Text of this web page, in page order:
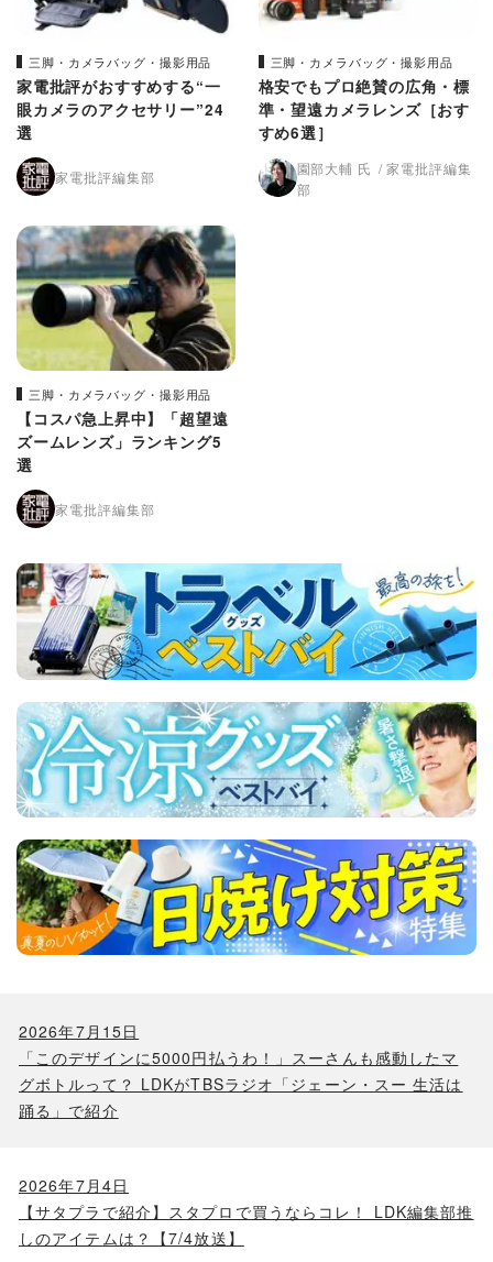
三脚・カメラバッグ・撮影用品
家電批評がおすすめする“一
眼カメラのアクセサリー”24
選
家電批評編集部
三脚・カメラバッグ・撮影用品
格安でもプロ絶賛の広角・標
準・望遠カメラレンズ［おす
すめ6選］
園部大輔 氏
家電批評編集
部
三脚・カメラバッグ・撮影用品
【コスパ急上昇中】「超望遠
ズームレンズ」ランキング5
選
家電批評編集部
2026年7月15日
「このデザインに5000円払うわ！」スーさんも感動したマ
グボトルって？ LDKがTBSラジオ「ジェーン・スー 生活は
踊る」で紹介
2026年7月4日
【サタプラで紹介】スタプロで買うならコレ！ LDK編集部推
しのアイテムは？【7/4放送】